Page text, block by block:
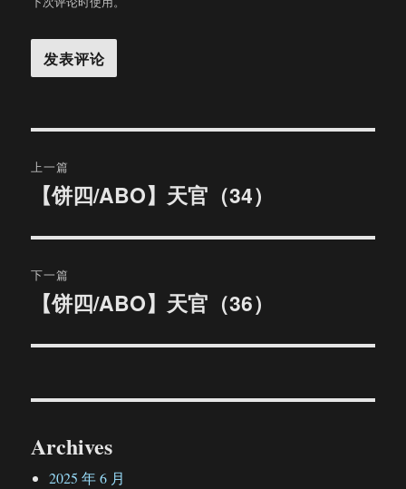
章
航
上一篇
文
章：
【饼四/ABO】天官（34）
下一篇
文
【饼四/ABO】天官（36）
Archives
2025 年 6 月